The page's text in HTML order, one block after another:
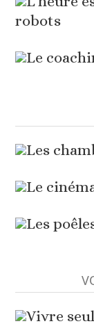
robots
Le
Les
Le
Les
Vivre